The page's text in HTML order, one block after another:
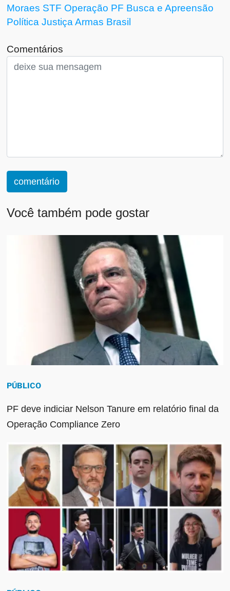
Moraes STF Operação PF Busca e Apreensão
Política Justiça Armas Brasil
Comentários
comentário
Você também pode gostar
PÚBLICO
PF deve indiciar Nelson Tanure em relatório final da
Operação Compliance Zero